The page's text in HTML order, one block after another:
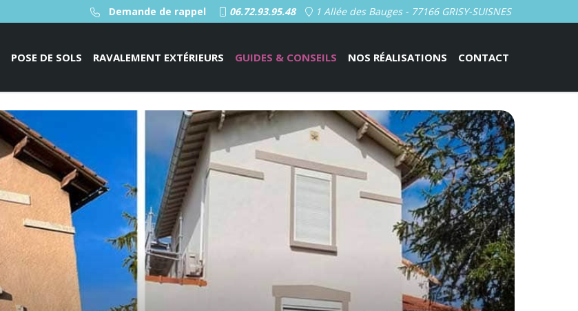
Demande de rappel 06.72.93.95.48 1 Allée des Bauges - 77166 GRISY-SUISNES
POSE DE SOLS RAVALEMENT EXTÉRIEURS GUIDES & CONSEILS NOS RÉALISATIONS CONTACT